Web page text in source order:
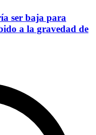
ser baja para
a la gravedad de